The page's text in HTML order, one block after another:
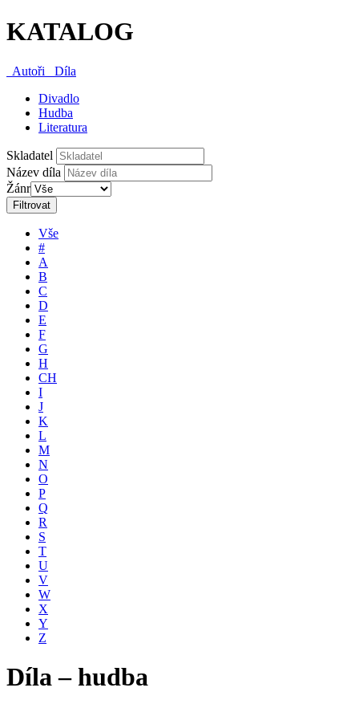
KATALOG
Autoři
Díla
Divadlo
Hudba
Literatura
Skladatel
Název díla
Žánr
Filtrovat
Vše
#
A
B
C
D
E
F
G
H
CH
I
J
K
L
M
N
O
P
Q
R
S
T
U
V
W
X
Y
Z
Díla – hudba